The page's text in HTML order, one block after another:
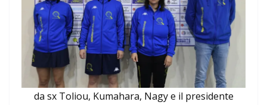
da sx Toliou, Kumahara, Nagy e il presidente